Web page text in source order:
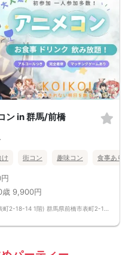
ン in 群馬/前橋
街コン 趣味コン 食事あり
歳 9,900円